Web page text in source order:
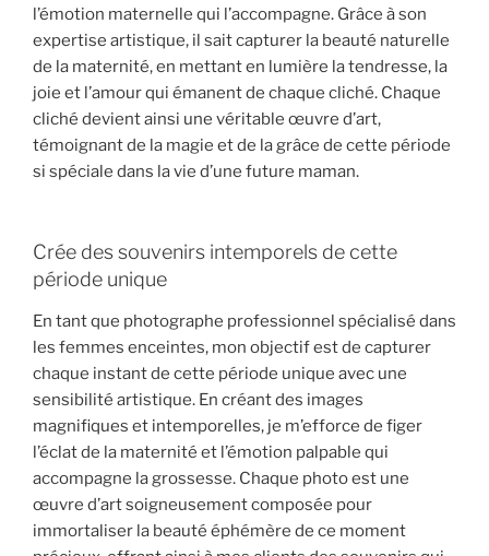
l’émotion maternelle qui l’accompagne. Grâce à son
expertise artistique, il sait capturer la beauté naturelle
de la maternité, en mettant en lumière la tendresse, la
joie et l’amour qui émanent de chaque cliché. Chaque
cliché devient ainsi une véritable œuvre d’art,
témoignant de la magie et de la grâce de cette période
si spéciale dans la vie d’une future maman.
Crée des souvenirs intemporels de cette
période unique
En tant que photographe professionnel spécialisé dans
les femmes enceintes, mon objectif est de capturer
chaque instant de cette période unique avec une
sensibilité artistique. En créant des images
magnifiques et intemporelles, je m’efforce de figer
l’éclat de la maternité et l’émotion palpable qui
accompagne la grossesse. Chaque photo est une
œuvre d’art soigneusement composée pour
immortaliser la beauté éphémère de ce moment